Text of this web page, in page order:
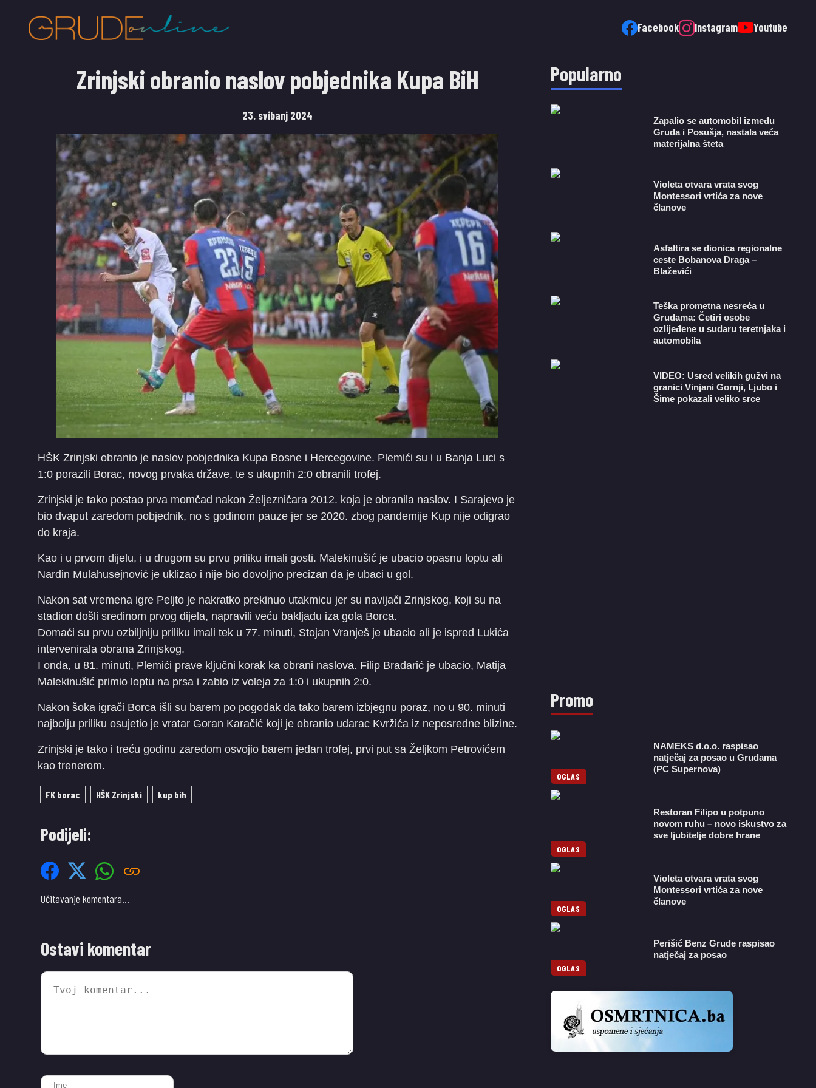
Facebook Instagram Youtube
Zrinjski obranio naslov pobjednika Kupa BiH
23. svibanj 2024
HŠK Zrinjski obranio je naslov pobjednika Kupa Bosne i Hercegovine. Plemići su i u Banja Luci s
1:0 porazili Borac, novog prvaka države, te s ukupnih 2:0 obranili trofej.
Zrinjski je tako postao prva momčad nakon Željezničara 2012. koja je obranila naslov. I Sarajevo je
bio dvaput zaredom pobjednik, no s godinom pauze jer se 2020. zbog pandemije Kup nije odigrao
do kraja.
Kao i u prvom dijelu, i u drugom su prvu priliku imali gosti. Malekinušić je ubacio opasnu loptu ali
Nardin Mulahusejnović je uklizao i nije bio dovoljno precizan da je ubaci u gol.
Nakon sat vremena igre Peljto je nakratko prekinuo utakmicu jer su navijači Zrinjskog, koji su na
stadion došli sredinom prvog dijela, napravili veću bakljadu iza gola Borca.
Domaći su prvu ozbiljniju priliku imali tek u 77. minuti, Stojan Vranješ je ubacio ali je ispred Lukića
intervenirala obrana Zrinjskog.
I onda, u 81. minuti, Plemići prave ključni korak ka obrani naslova. Filip Bradarić je ubacio, Matija
Malekinušić primio loptu na prsa i zabio iz voleja za 1:0 i ukupnih 2:0.
Nakon šoka igrači Borca išli su barem po pogodak da tako barem izbjegnu poraz, no u 90. minuti
najbolju priliku osujetio je vratar Goran Karačić koji je obranio udarac Kvržića iz neposredne blizine.
Zrinjski je tako i treću godinu zaredom osvojio barem jedan trofej, prvi put sa Željkom Petrovićem
kao trenerom.
FK borac HŠK Zrinjski kup bih
Podijeli:
Učitavanje komentara…
Ostavi komentar
Popularno
Zapalio se automobil između
Gruda i Posušja, nastala veća
materijalna šteta
Violeta otvara vrata svog
Montessori vrtića za nove
članove
Asfaltira se dionica regionalne
ceste Bobanova Draga –
Blaževići
Teška prometna nesreća u
Grudama: Četiri osobe
ozlijeđene u sudaru teretnjaka i
automobila
VIDEO: Usred velikih gužvi na
granici Vinjani Gornji, Ljubo i
Šime pokazali veliko srce
Promo
OGLAS
NAMEKS d.o.o. raspisao
natječaj za posao u Grudama
(PC Supernova)
OGLAS
Restoran Filipo u potpuno
novom ruhu – novo iskustvo za
sve ljubitelje dobre hrane
OGLAS
Violeta otvara vrata svog
Montessori vrtića za nove
članove
OGLAS
Perišić Benz Grude raspisao
natječaj za posao